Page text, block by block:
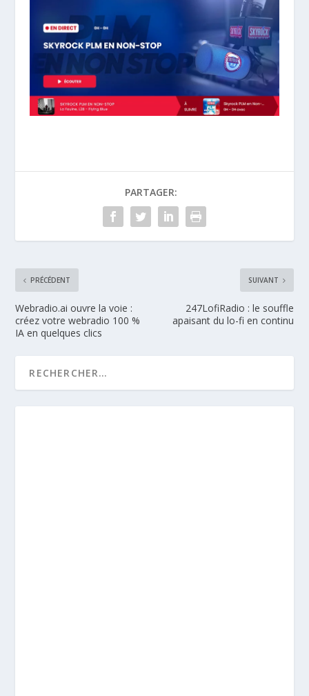
PARTAGER:
PRÉCÉDENT
Webradio.ai ouvre la voie :
créez votre webradio 100 %
IA en quelques clics
SUIVANT
247LofiRadio : le souffle
apaisant du lo-fi en continu